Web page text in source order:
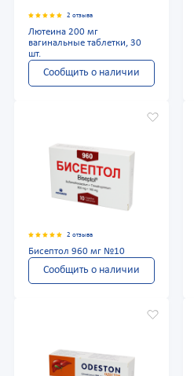
2 отзыва
Лютеина 200 мг
вагинальные таблетки, 30
шт.
Сообщить о наличии
2 отзыва
Бисептол 960 мг №10
Сообщить о наличии